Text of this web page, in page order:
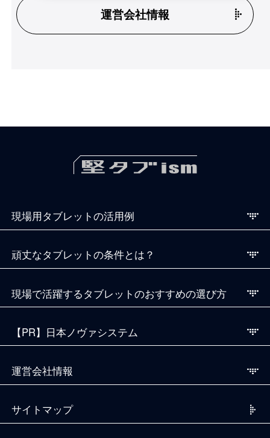
運営会社情報
現場用タブレットの活用例
頑丈なタブレットの条件とは？
現場で活躍するタブレットのおすすめの選び方
【PR】日本ノヴァシステム
運営会社情報
サイトマップ